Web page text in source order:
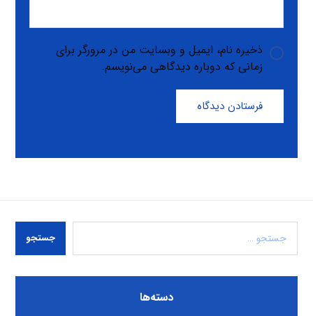
ذخیره نام، ایمیل و وبسایت من در مرورگر برای
زمانی که دوباره دیدگاهی می‌نویسم.
فرستادن دیدگاه
جستجو
دسته‌ها